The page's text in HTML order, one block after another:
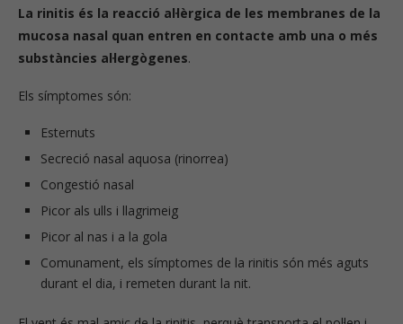
La rinitis és la reacció al·lèrgica de les membranes de la
mucosa nasal quan entren en contacte amb una o més
substàncies al·lergògenes.
Els símptomes són:
Esternuts
Secreció nasal aquosa (rinorrea)
Congestió nasal
Picor als ulls i llagrimeig
Picor al nas i a la gola
Comunament, els símptomes de la rinitis són més aguts
durant el dia, i remeten durant la nit.